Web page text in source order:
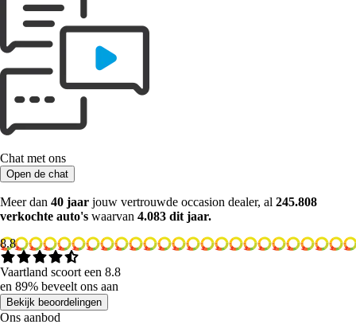
Chat met ons
Open de chat
Meer dan 40 jaar jouw vertrouwde occasion dealer, al 245.808
verkochte auto's waarvan 4.083 dit jaar.
8.8
Vaartland scoort een 8.8
en 89% beveelt ons aan
Bekijk beoordelingen
Ons aanbod